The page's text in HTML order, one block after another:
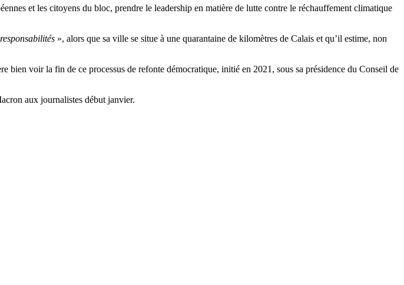
et les citoyens du bloc, prendre le leadership en matière de lutte contre le réchauffement climatique
», alors que sa ville se situe à une quarantaine de kilomètres de Calais et qu’il estime, non
bien voir la fin de ce processus de refonte démocratique, initié en 2021, sous sa présidence du Conseil de
aux journalistes début janvier.